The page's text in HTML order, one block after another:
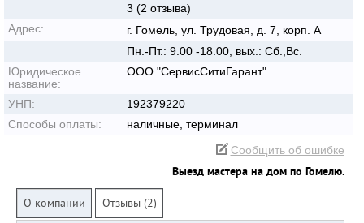
3 (2 отзыва)
Адрес:
г. Гомель, ул. Трудовая, д. 7, корп. А
Пн.-Пт.: 9.00 -18.00, вых.: Сб.,Вс.
Юридическое
название:
ООО "СервисСитиГарант"
УНП:
192379220
Способы оплаты:
наличные, терминал
Сообщить об ошибке
Выезд мастера на дом по Гомелю.
О компании
Отзывы (2)